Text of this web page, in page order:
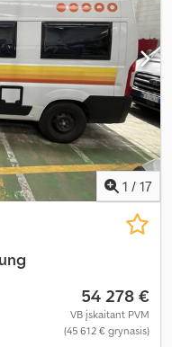
VF3YLBPFCPG023277 ,
šildytuvas,
programa
garantija, oro
priežiūros
vidurinė sėdynių
transporto
kambarys,
1 / 17
54 278 €
VB įskaitant PVM
(45 612 € grynasis)